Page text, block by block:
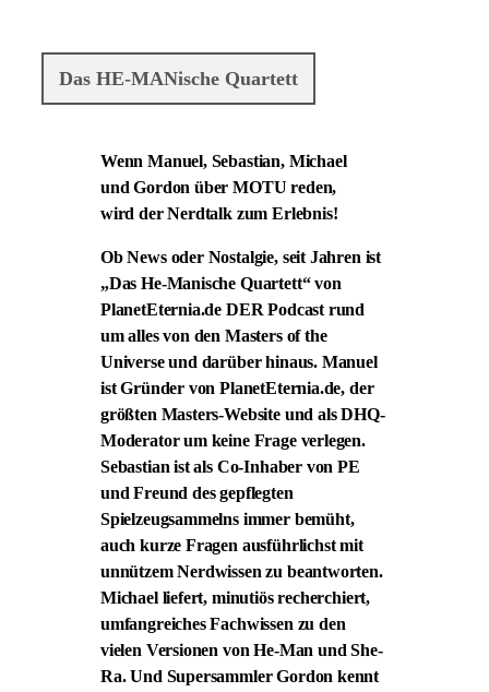
Das HE-MANische Quartett
Wenn Manuel, Sebastian, Michael
und Gordon über MOTU reden,
wird der Nerdtalk zum Erlebnis!
Ob News oder Nostalgie, seit Jahren ist
„Das He-Manische Quartett“ von
PlanetEternia.de DER Podcast rund
um alles von den Masters of the
Universe und darüber hinaus. Manuel
ist Gründer von PlanetEternia.de, der
größten Masters-Website und als DHQ-
Moderator um keine Frage verlegen.
Sebastian ist als Co-Inhaber von PE
und Freund des gepflegten
Spielzeugsammelns immer bemüht,
auch kurze Fragen ausführlichst mit
unnützem Nerdwissen zu beantworten.
Michael liefert, minutiös recherchiert,
umfangreiches Fachwissen zu den
vielen Versionen von He-Man und She-
Ra. Und Supersammler Gordon kennt